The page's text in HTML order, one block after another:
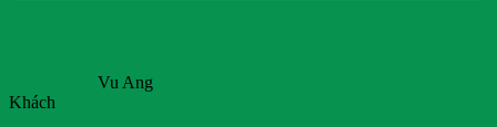
Vu Ang
Khách